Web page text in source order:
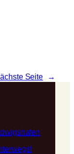
Seite →